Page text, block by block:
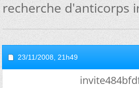
recherche d'anticorps
23/11/2008, 21h49